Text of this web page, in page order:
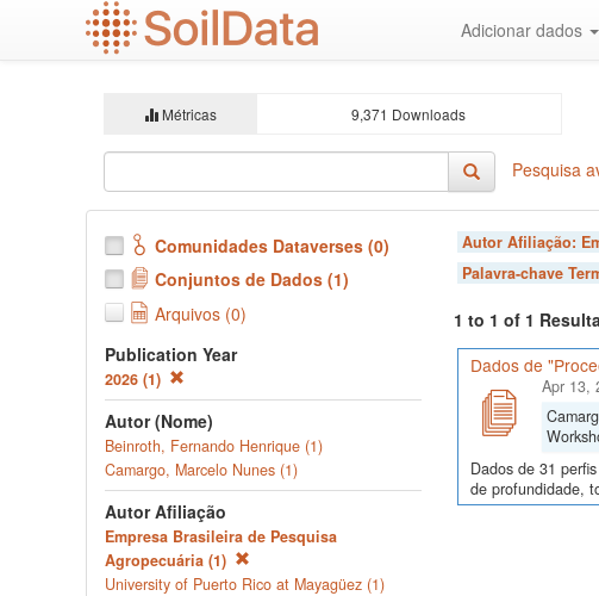
Adicionar dados
Métricas 9,371 Downloads
Pesquisa
Comunidades Dataverses (0)
Conjuntos de Dados (1)
Arquivos (0)
Publication Year
2026 (1)
Autor (Nome)
Beinroth, Fernando Henrique (1)
Camargo, Marcelo Nunes (1)
Autor Afiliação
Empresa Brasileira de Pesquisa
Agropecuária (1)
University of Puerto Rico at Mayagüez (1)
Autor Afiliação:
Palavra-chave
1 to 1 of 1
Dados de
Apr 13,
Dados de 31
de profundidade,